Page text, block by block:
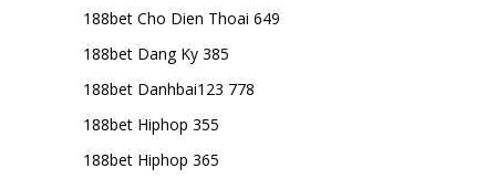
188bet Cho Dien Thoai 649
188bet Dang Ky 385
188bet Danhbai123 778
188bet Hiphop 355
188bet Hiphop 365